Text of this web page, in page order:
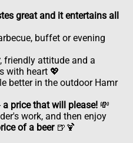
great and it entertains all
buffet or evening
, friendly attitude and a
with heart 💖
better in the outdoor Hamr
a price that will please! 💸
work, and then enjoy
of a beer🍺🍹